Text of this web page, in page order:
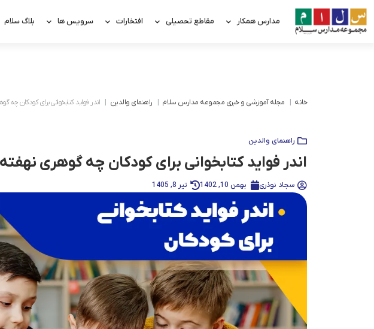
مدارس همکار مقاطع تحصیلی افتخارات سرویس ها بلاگ سلام
خانه مجله آموزشی و خبری مجموعه مدارس سلام راهنمای والدین اندر فواید کتابخوانی برای کودکان چه
راهنمای والدین
اندر فواید کتابخوانی برای کودکان چه گوهری
سجاد نوذری بهمن 10, 1402 تیر 8, 1405